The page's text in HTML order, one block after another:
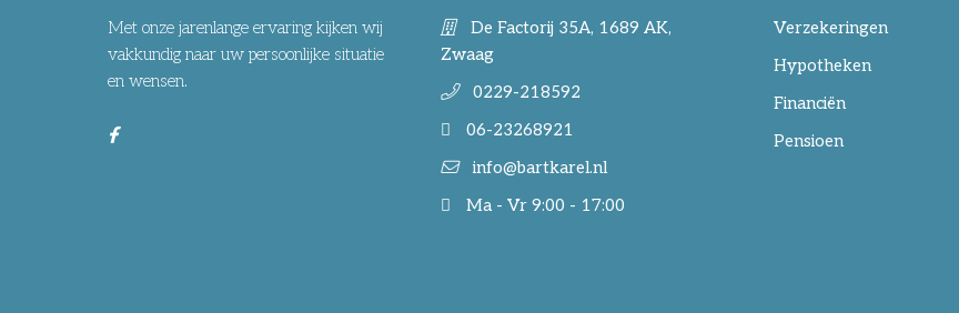
Met onze jarenlange ervaring kijken wij
vakkundig naar uw persoonlijke situatie
en wensen.
De Factorij 35A, 1689 AK,
Zwaag
0229-218592
06-23268921
info@bartkarel.nl
Ma - Vr 9:00 - 17:00
Verzekeringen
Hypotheken
Financiën
Pensioen